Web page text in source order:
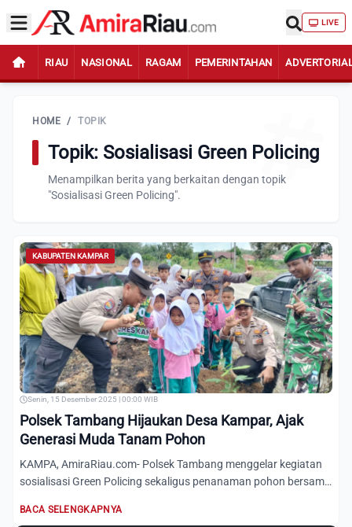
LIVE
RIAU NASIONAL RAGAM PEMERINTAHAN
HOME / TOPIK
Topik: Sosialisasi Green Policing
Menampilkan berita yang berkaitan dengan topik
"Sosialisasi Green Policing".
KABUPATEN KAMPAR
Senin, 15 Desember 2025 | 00:00 WIB
Polsek Tambang Hijaukan Desa Kampar, Ajak
Generasi Muda Tanam Pohon
KAMPA, AmiraRiau.com- Polsek Tambang menggelar kegiatan
sosialisasi Green Policing sekaligus penanaman pohon bersama
BACA SELENGKAPNYA